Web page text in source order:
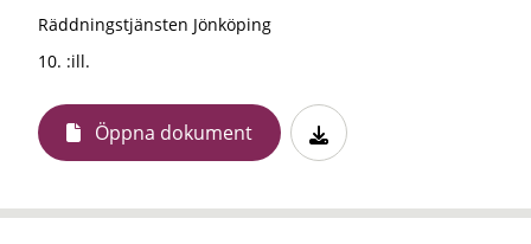
Räddningstjänsten Jönköping
10. :ill.
Öppna dokument